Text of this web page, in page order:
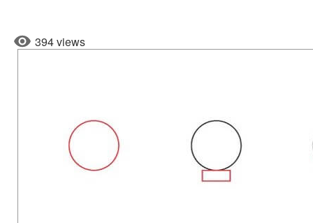
394 views